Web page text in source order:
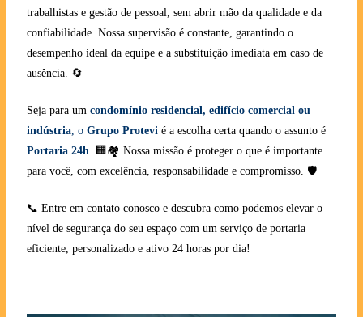
trabalhistas e gestão de pessoal, sem abrir mão da qualidade e da
confiabilidade. Nossa supervisão é constante, garantindo o
desempenho ideal da equipe e a substituição imediata em caso de
ausência. 🔄
Seja para um condomínio residencial, edifício comercial ou
indústria, o Grupo Protevié a escolha certa quando o assunto é
Portaria 24h. 🏢🏘️ Nossa missão é proteger o que é importante
para você, com excelência, responsabilidade e compromisso. 🛡️
📞 Entre em contato conosco e descubra como podemos elevar o
nível de segurança do seu espaço com um serviço de portaria
eficiente, personalizado e ativo 24 horas por dia!